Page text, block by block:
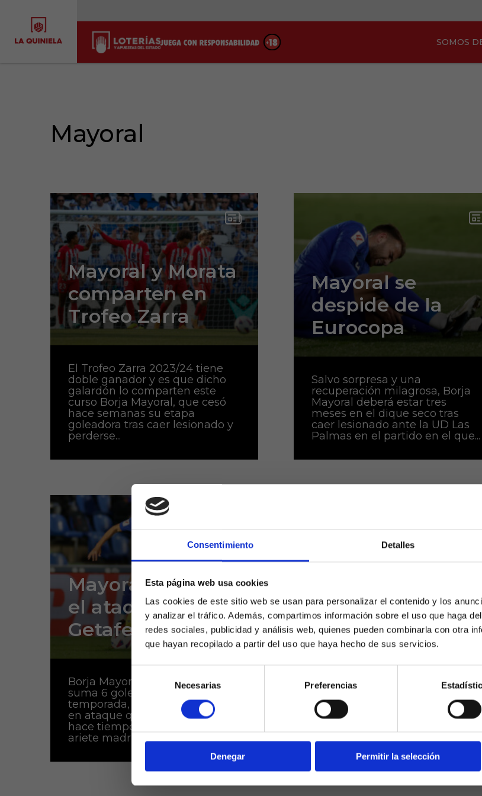
Consentimiento Detalles
Esta página web usa cookies
Las cookies de este sitio web se usan para personalizar el contenido y los
y analizar el tráfico. Además, compartimos información sobre el uso que haga
redes sociales, publicidad y análisis web, quienes pueden combinarla con otra
que hayan recopilado a partir del uso que haya hecho de sus servicios.
consentimiento
Necesarias Preferencias
Denegar Permitir la selección
SÍ, SOY MAYOR DE 18 AÑOS
NO SOY MAYOR DE 18 AÑOS
Laquiniela.es es un sitio cuyo contenido está dirigido,
mayores de edad. Para asegurar que a este sitio web solo
de edad, se incorpora un filtro de edad al que se
responsabilidad y veracidad.
SOMOS
Mayoral
Mayoral y Morata
comparten en
Trofeo Zarra
El Trofeo Zarra 2023/24 tiene
doble ganador y es que dicho
galardón lo comparten este
curso Borja Mayoral, que cesó
hace semanas su etapa
goleadora tras caer lesionado y
perderse...
Mayoral se
despide de la
Eurocopa
Salvo sorpresa y una
recuperación milagrosa, Borja
Mayoral deberá estar tres
meses en el dique seco tras
caer lesionado ante la UD Las
Palmas en el partido en el que...
Mayoral ya lidera
el ataque del
Getafe
Borja Mayoral está en racha,
suma 6 goles en la presente
temporada, y es por fin el líder
en ataque que buscaba desde
hace tiempo José Bordalás. El
ariete madrileño...